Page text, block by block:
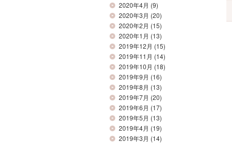
2020年4月 (9)
2020年3月 (20)
2020年2月 (15)
2020年1月 (13)
2019年12月 (15)
2019年11月 (14)
2019年10月 (18)
2019年9月 (16)
2019年8月 (13)
2019年7月 (20)
2019年6月 (17)
2019年5月 (13)
2019年4月 (19)
2019年3月 (14)